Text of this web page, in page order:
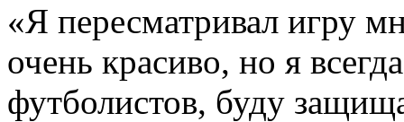
«Я пересматривал игру
очень красиво, но я
футболистов, буду